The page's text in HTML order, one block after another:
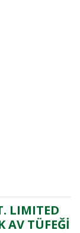
LIMITED
AV TÜFEĞİ